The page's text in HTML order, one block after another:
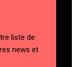
liste de
news et